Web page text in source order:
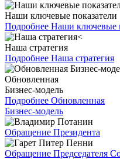
Наши ключевые показатели
Подробнее Наши ключевые
Наша стратегия
Подробнее Наша стратегия
Обновленная
Бизнес-модель
Подробнее Обновленная
Бизнес-модель
Обращение Президента
Обращение Председателя